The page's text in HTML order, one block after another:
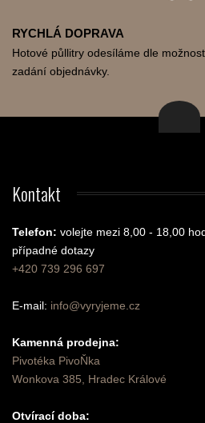
RYCHLÁ DOPRAVA
Hotové půllitry odesíláme dle
zadání objednávky.
Kontakt
Telefon: volejte mezi 8,00 - 18,00
případné dotazy
+420 739 296 697
E-mail: info@vyryjeme.cz
Kamenná prodejna:
Pivotéka PivoŇka
Wonkova 385, Hradec Králové
Otvírací doba: